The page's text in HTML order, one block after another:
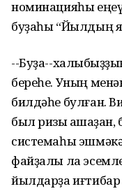
номинацияһы
буҙаһы “Йылдың
--Буҙа--
береһе. Уның
билдәһе булған.
был ризыҡ
системаһы
файҙалы ла
йылдарҙа иғтибар